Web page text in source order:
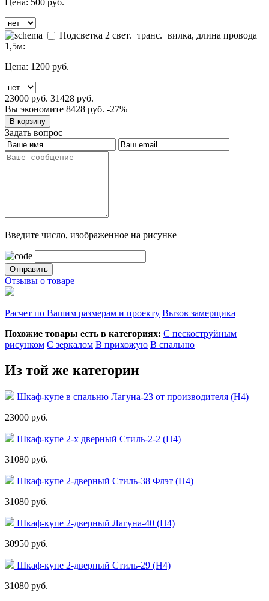
Цена: 500 руб.
Подсветка 2 свет.+транс.+вилка, длина провода
1,5м:
Цена: 1200 руб.
23000 руб. 31428 руб.
Вы экономите 8428 руб. -27%
Задать вопрос
Введите число, изображенное на рисунке
Отзывы о товаре
Расчет по Вашим размерам и проекту Вызов замерщика
Похожие товары есть в категориях: С пескоструйным
рисунком С зеркалом В прихожую В спальню
Из той же категории
Шкаф-купе в спальню Лагуна-23 от производителя (Н4)
23000 руб.
Шкаф-купе 2-х дверный Стиль-2-2 (Н4)
31080 руб.
Шкаф-купе 2-дверный Стиль-38 Флэт (Н4)
31080 руб.
Шкаф-купе 2-дверный Лагуна-40 (Н4)
30950 руб.
Шкаф-купе 2-дверный Стиль-29 (Н4)
31080 руб.